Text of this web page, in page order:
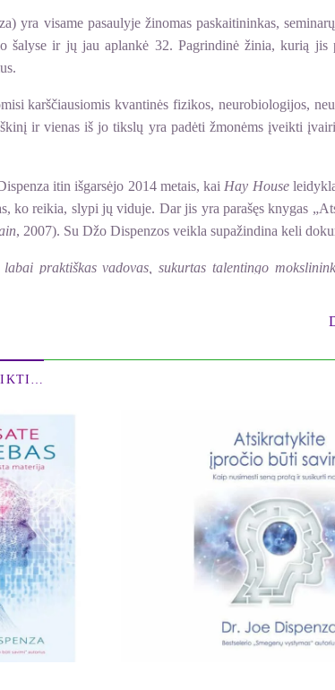
yra visame pasaulyje žinomas paskaitininkas,
šalyse ir jų jau aplankė 32. Pagrindinė žinia, kurią
karščiausiomis kvantinės fizikos, neurobiologijos,
ir vienas iš jo tikslų yra padėti žmonėms įveikti
itin išgarsėjo 2014 metais, kai Hay Houseleidykla
ko reikia, slypi jų viduje. Dar jis yra parašęs knygas
, 2007). Su Džo Dispenzos veikla supažindina keli
praktiškas vadovas, sukurtas talentingo